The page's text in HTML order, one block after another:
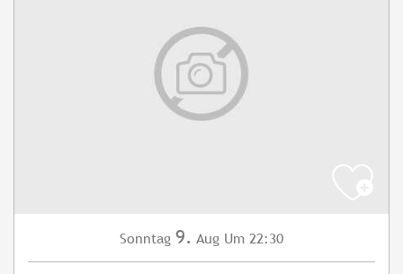
Sonntag 9. Aug Um 22:30